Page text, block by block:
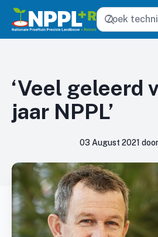
Zoeken
‘Veel geleerd
jaar NPPL’
03 August 2021